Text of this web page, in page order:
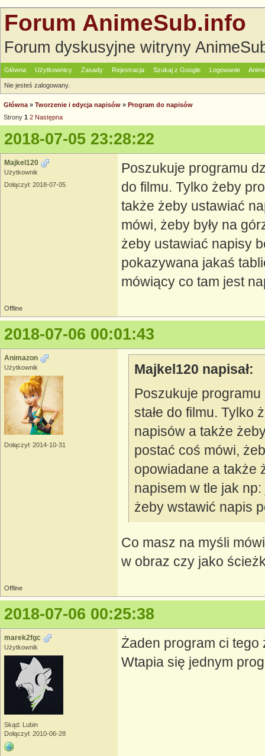
Forum AnimeSub.info
Forum dyskusyjne witryny
Główna Użytkownicy Zasady Rejestracja Szukaj z Google Logowanie
Nie jesteś zalogowany.
Główna » Tworzenie i edycja napisów » Program do napisów
Strony 1 2 Następna
2018-07-05 23:28:22
Majkel120
Użytkownik
Dołączył: 2018-07-05
Poszukuje programu
do filmu. Tylko żeby
także żeby ustawiać
mówi, żeby były na
żeby ustawiać napisy
pokazywana jakaś
mówiący co tam jest
Offline
2018-07-06 00:01:43
Animazon
Użytkownik
Dołączył: 2014-10-31
Majkel120 napisał:
Poszukuje
stałe do filmu. Tylko
napisów a także
postać coś mówi,
opowiadane a także
napisem w tle jak
żeby wstawić napis
Co masz na myśli
w obraz czy jako
Offline
2018-07-06 00:25:38
marek2fgc
Użytkownik
Skąd: Lubin
Dołączył: 2010-06-28
Żaden program ci tego
Wtapia się jednym